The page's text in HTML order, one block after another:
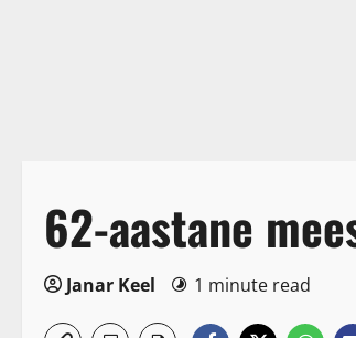
62-aastane
Janar Keel 1 minute read